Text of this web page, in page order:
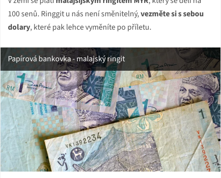
100 senů. Ringgit u nás není směnitelný,vezměte si s sebou
dolary, které pak lehce vyměníte po příletu.
Papírová bankovka - malajský ringit